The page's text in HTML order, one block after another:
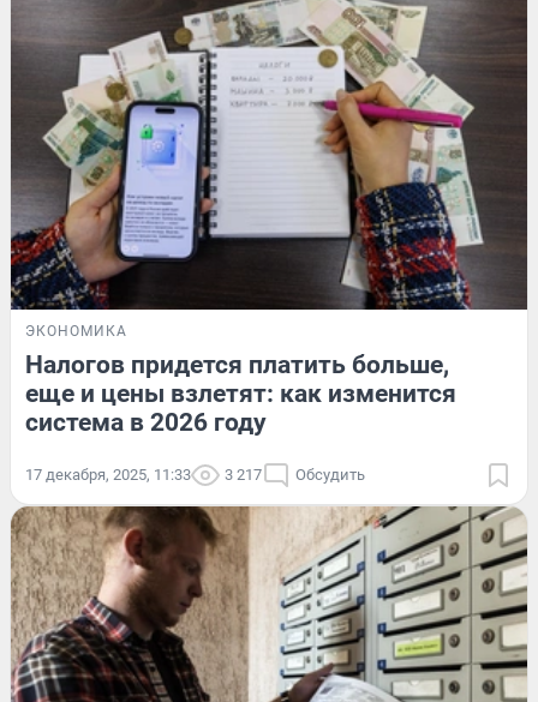
ЭКОНОМИКА
Налогов придется платить больше,
еще и цены взлетят: как изменится
система в 2026 году
17 декабря, 2025, 11:33 3 217 Обсудить